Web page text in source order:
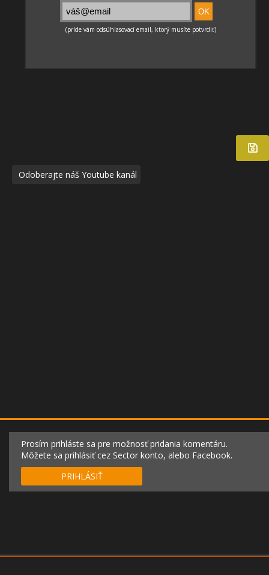
Odoberajte náš Youtube kanál
Prosím prihláste sa pre možnosť pridania komentáru.
Môžete sa prihlásiť cez Sector konto, alebo Facebook.
PRIHLÁSIŤ